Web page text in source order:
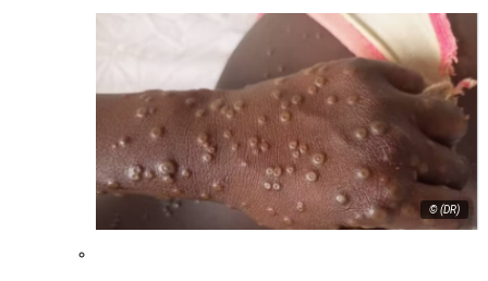
© (DR)